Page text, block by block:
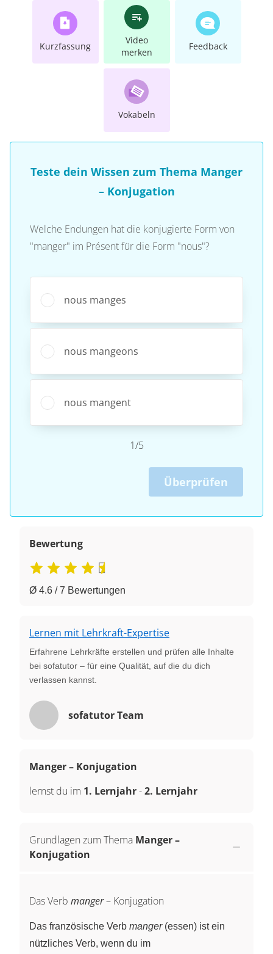
Kurzfassung
Video
merken
Feedback
Vokabeln
Teste dein Wissen zum Thema Manger
– Konjugation
Welche Endungen hat die konjugierte Form von
"manger" im Présent für die Form "nous"?
nous manges
nous mangeons
nous mangent
1/5
Überprüfen
Bewertung
Ø 4.6 / 7 Bewertungen
Lernen mit Lehrkraft-Expertise
Erfahrene Lehrkräfte erstellen und prüfen alle Inhalte
bei sofatutor – für eine Qualität, auf die du dich
verlassen kannst.
sofatutor Team
Manger – Konjugation
lernst du im 1. Lernjahr-2. Lernjahr
Grundlagen zum Thema Manger –
Konjugation
Das Verb manger– Konjugation
Das französische Verb manger(essen) ist ein
nützliches Verb, wenn du im